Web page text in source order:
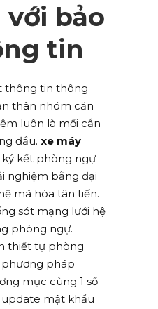
bảo
tin
thông tin thông
thân nhóm căn
luôn là mối cẩn
đầu. xe máy
ký kết phòng ngự
nghiệm bằng đại
mã hóa tân tiến.
sót mạng lưới hệ
phòng ngự.
thiết tự phòng
pháp
mục cùng 1 số
mật khẩu